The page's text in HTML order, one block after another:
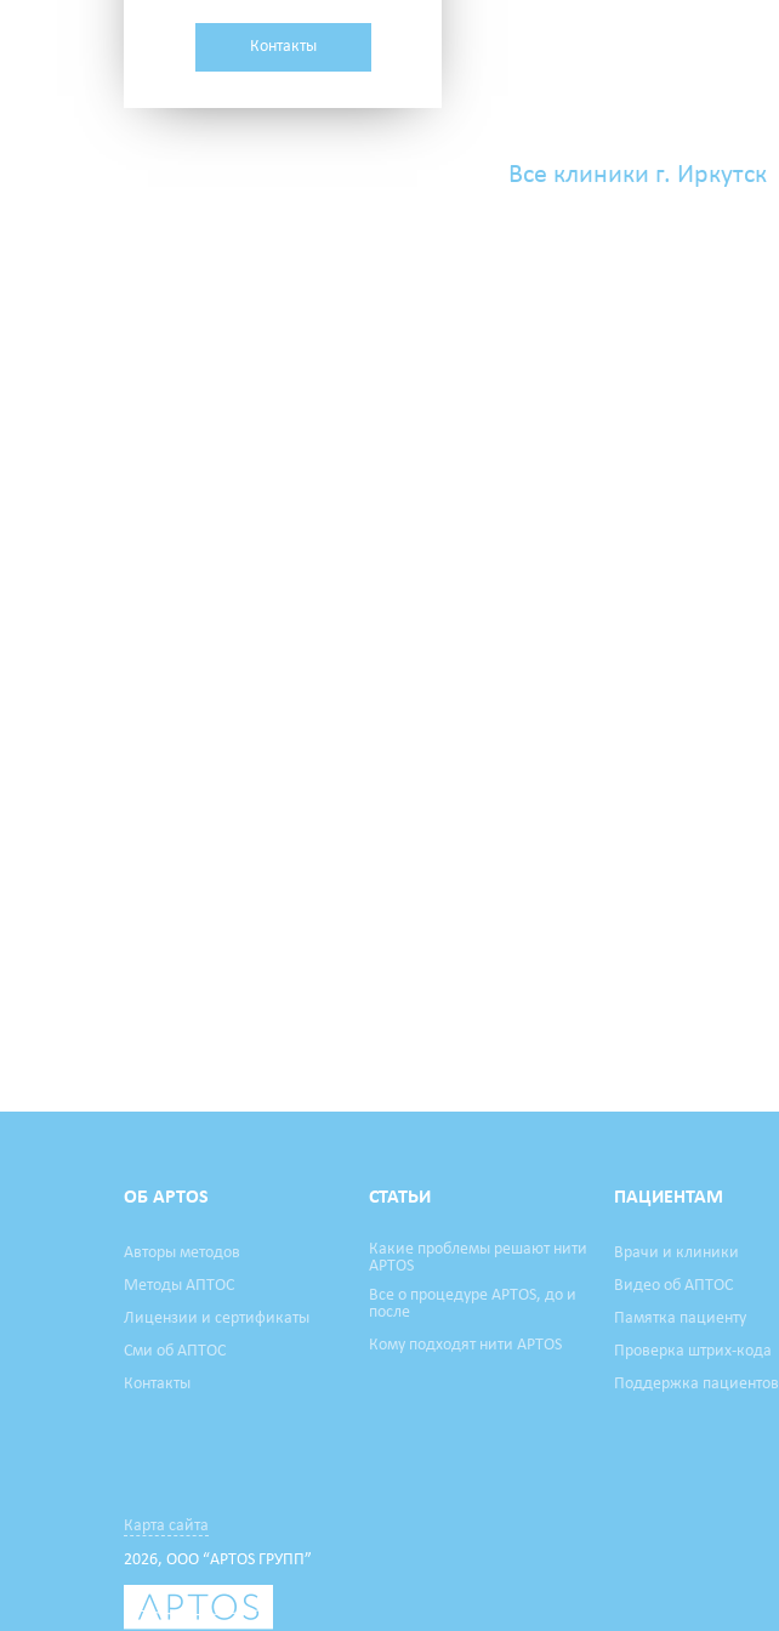
Контакты
Все клиники г. Иркутск
ОБ APTOS
Авторы методов
Методы АПТОС
Лицензии и сертификаты
Сми об АПТОС
Контакты
СТАТЬИ
Какие проблемы решают нити
APTOS
Все о процедуре APTOS, до и
после
Кому подходят нити APTOS
ПАЦИЕНТАМ
Врачи и клиники
Видео об АПТОС
Памятка пациенту
Проверка штрих-кода
Поддержка пациентов
Карта сайта
2026, ООО “APTOS ГРУПП”